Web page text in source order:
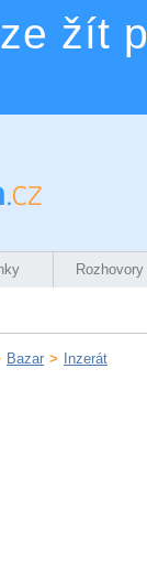
žít
Rozhovory
Bazar > Inzerát